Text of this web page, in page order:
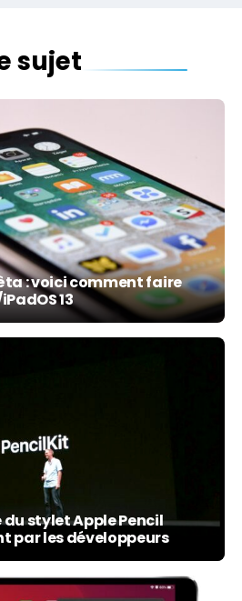
sujet
: voici comment faire
13
stylet Apple Pencil
par les développeurs